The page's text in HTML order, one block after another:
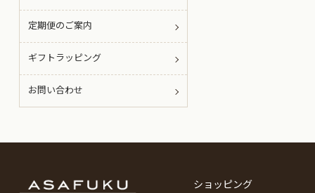
定期便のご案内
ギフトラッピング
お問い合わせ
ショッピング